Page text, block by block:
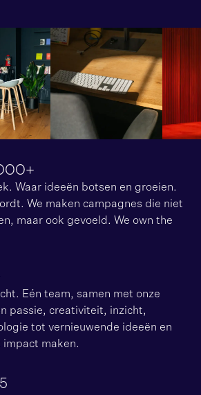
Waar ideeën botsen en groeien.
We maken campagnes die niet
maar ook gevoeld. We own the
Eén team, samen met onze
passie, creativiteit, inzicht,
tot vernieuwende ideeën en
impact maken.